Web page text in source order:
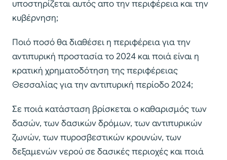
υποστηρίζεται αυτός απο την περιφέρεια και την
κυβέρνηση;
Ποιό ποσό θα διαθέσει η περιφέρεια για την
αντιπυρική προστασία το 2024 και ποιά είναι η
κρατική χρηματοδότηση της περιφέρειας
Θεσσαλίας για την αντιπυρική περίοδο 2024;
Σε ποιά κατάσταση βρίσκεται ο καθαρισμός των
δασών, των δασικών δρόμων, των αντιπυρικών
ζωνών, των πυροσβεστικών κρουνών, των
δεξαμενών νερού σε δασικές περιοχές και ποιά